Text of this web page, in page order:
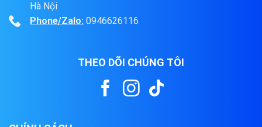
Hà Nội
Phone/Zalo: 0946626116
THEO DÕI CHÚNG TÔI